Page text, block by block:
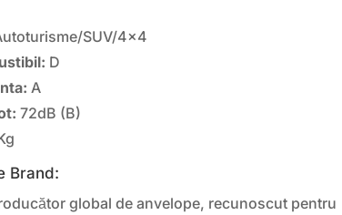
SUV/4×4
D
A
72dB (B)
Brand:
global de anvelope, recunoscut pentru